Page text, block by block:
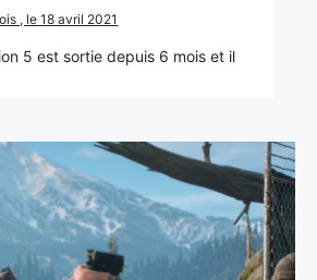
, le 18 avril 2021
5 est sortie depuis 6 mois et il